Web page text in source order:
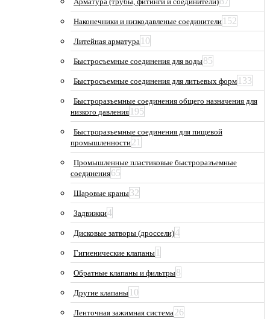
Наконечники и низкодавленые соединители 152
Литейная арматура 10
Быстросъемные соединения для воды85
Быстросъемные соединения для литьевых форм 133
Быстроразъемные соединения общего назначения для
низкого давления 195
Быстроразъемные соединения для пищевой
промышленности21
Промышленные пластиковые быстроразъемные
соединения65
Шаровые краны32
Задвижки4
Дисковые затворы (дроссели)4
Гигиенические клапаны 1
Обратные клапаны и фильтры8
Другие клапаны 10
Ленточная зажимная система26